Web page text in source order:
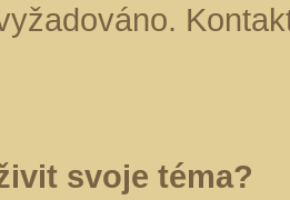
svoje téma?